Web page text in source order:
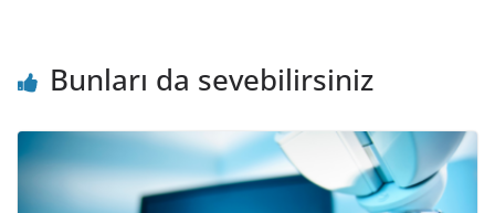
Bunları da sevebilirsiniz